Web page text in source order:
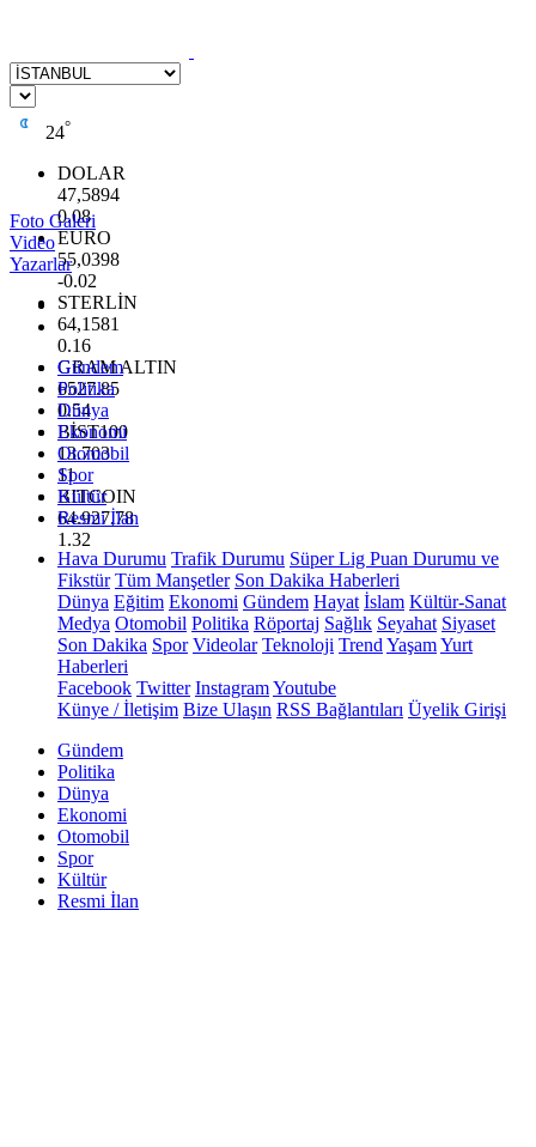
24°
DOLAR
47,5894
0.08
EURO
55,0398
-0.02
STERLİN
64,1581
0.16
GRAM ALTIN
6527.85
0.54
BİST100
13.703
11
BITCOIN
64.927,78
1.32
Foto Galeri
Video
Yazarlar
Gündem
Politika
Dünya
Ekonomi
Otomobil
Spor
Kültür
Resmi İlan
Hava Durumu Trafik Durumu Süper Lig Puan Durumu ve
Fikstür Tüm Manşetler Son Dakika Haberleri
Dünya Eğitim Ekonomi Gündem Hayat İslam Kültür-Sanat
Medya Otomobil Politika Röportaj Sağlık Seyahat Siyaset
Son Dakika Spor Videolar Teknoloji Trend YaşamYurt
Haberleri
Facebook Twitter InstagramYoutube
Künye / İletişim Bize Ulaşın RSS Bağlantıları Üyelik Girişi
Gündem
Politika
Dünya
Ekonomi
Otomobil
Spor
Kültür
Resmi İlan